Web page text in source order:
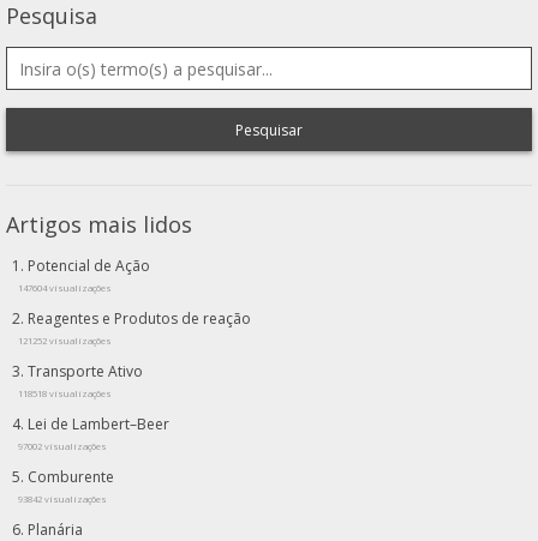
Pesquisa
Pesquisar
Artigos mais lidos
Potencial de Ação
147604 visualizações
Reagentes e Produtos de reação
121252 visualizações
Transporte Ativo
118518 visualizações
Lei de Lambert–Beer
97002 visualizações
Comburente
93842 visualizações
Planária